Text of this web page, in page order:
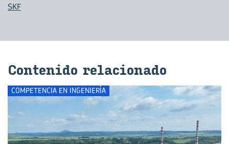
SKF
Con­te­ni­do re­la­cio­na­do
COMPETENCIA EN INGENIERÍA